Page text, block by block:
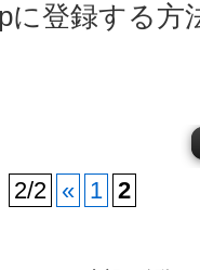
に登録する方
2/2 « 1 2